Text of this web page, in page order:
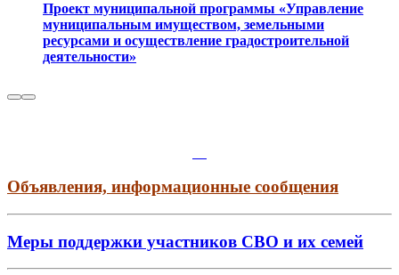
Проект муниципальной программы «Управление
муниципальным имуществом, земельными
ресурсами и осуществление градостроительной
деятельности»
Объявления, информационные сообщения
Меры поддержки участников СВО и их семей